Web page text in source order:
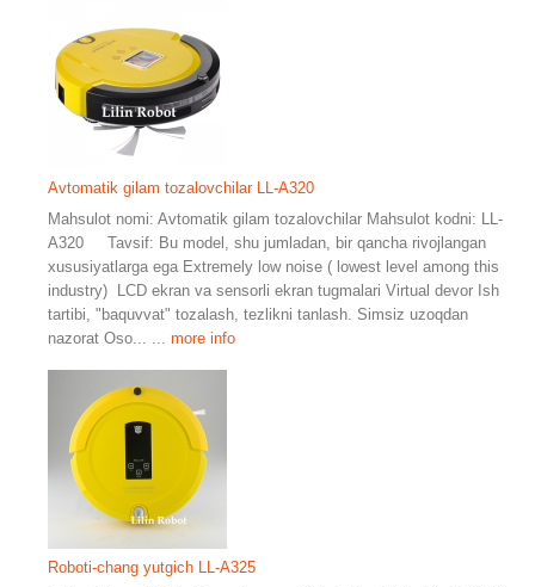
Avtomatik gilam tozalovchilar LL-A320
Mahsulot nomi: Avtomatik gilam tozalovchilar Mahsulot kodni: LL-
A320 Tavsif: Bu model, shu jumladan, bir qancha rivojlangan
xususiyatlarga ega Extremely low noise ( lowest level among this
industry) LCD ekran va sensorli ekran tugmalari Virtual devor Ish
tartibi, "baquvvat" tozalash, tezlikni tanlash. Simsiz uzoqdan
nazorat Oso...
... more info
Roboti-chang yutgich LL-A325